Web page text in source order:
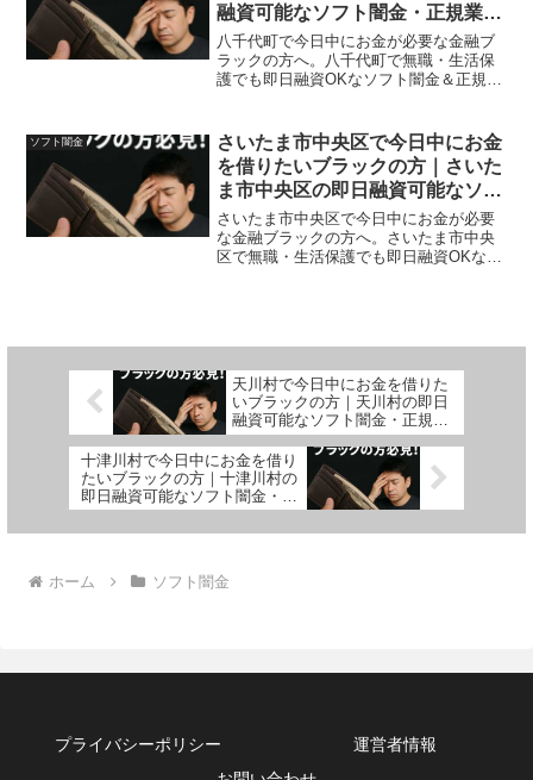
融資可能なソフト闇金・正規業者
を紹介！
八千代町で今日中にお金が必要な金融ブ
ラックの方へ。八千代町で無職・生活保
護でも即日融資OKなソフト闇金＆正規金
ソフト闇金
さいたま市中央区で今日中にお金
を借りたいブラックの方｜さいた
ま市中央区の即日融資可能なソフ
ト闇金・正規業者を紹介！
さいたま市中央区で今日中にお金が必要
な金融ブラックの方へ。さいたま市中央
区で無職・生活保護でも即日融資OKなソ
天川村で今日中にお金を借りた
いブラックの方｜天川村の即日
融資可能なソフト闇金・正規業
者を紹介！
十津川村で今日中にお金を借り
たいブラックの方｜十津川村の
即日融資可能なソフト闇金・正
規業者を紹介！
ホーム ソフト闇金
プライバシーポリシー
運営者情報